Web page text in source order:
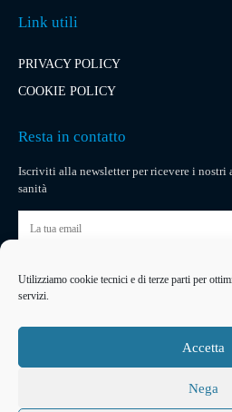
Utilizziamo cookie tecnici e di terze parti per
servizi.
Accetta
Nega
Link utili
PRIVACY POLICY
COOKIE POLICY
Resta in contatto
Iscriviti alla newsletter per ricevere i nostri
sanità
Pubblicità
La tua pubblicità